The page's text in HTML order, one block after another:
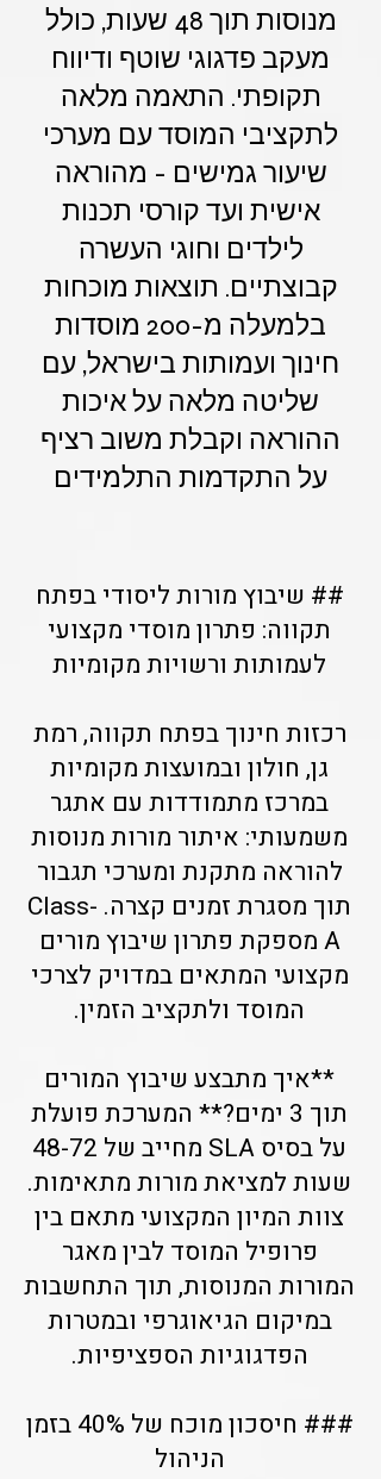
מנוסות תוך 48 שעות, כולל
מעקב פדגוגי שוטף ודיווח
תקופתי. התאמה מלאה
לתקציבי המוסד עם מערכי
שיעור גמישים - מהוראה
אישית ועד קורסי תכנות
לילדים וחוגי העשרה
קבוצתיים. תוצאות מוכחות
בלמעלה מ-200 מוסדות
חינוך ועמותות בישראל, עם
שליטה מלאה על איכות
ההוראה וקבלת משוב רציף
על התקדמות התלמידים
## שיבוץ מורות ליסודי בפתח
תקווה: פתרון מוסדי מקצועי
לעמותות ורשויות מקומיות
רכזות חינוך בפתח תקווה, רמת
גן, חולון ובמועצות מקומיות
במרכז מתמודדות עם אתגר
משמעותי: איתור מורות מנוסות
להוראה מתקנת ומערכי תגבור
תוך מסגרת זמנים קצרה. Class-
A מספקת פתרון שיבוץ מורים
מקצועי המתאים במדויק לצרכי
המוסד ולתקציב הזמין.
**איך מתבצע שיבוץ המורים
תוך 3 ימים?** המערכת פועלת
על בסיס SLA מחייב של 48-72
שעות למציאת מורות מתאימות.
צוות המיון המקצועי מתאם בין
פרופיל המוסד לבין מאגר
המורות המנוסות, תוך התחשבות
במיקום הגיאוגרפי ובמטרות
הפדגוגיות הספציפיות.
### חיסכון מוכח של 40% בזמן
הניהול